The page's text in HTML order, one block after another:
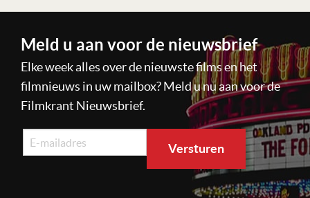
Meld u aan voor de nieuwsbrief
Elke week alles over de nieuwste films en het
filmnieuws in uw mailbox? Meld u nu aan voor de
Filmkrant Nieuwsbrief.